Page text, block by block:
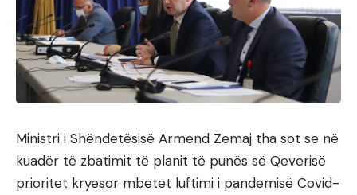
Ministri i Shëndetësisë Armend Zemaj tha sot se në
kuadër të zbatimit të planit të punës së Qeverisë
prioritet kryesor mbetet luftimi i pandemisë Covid-